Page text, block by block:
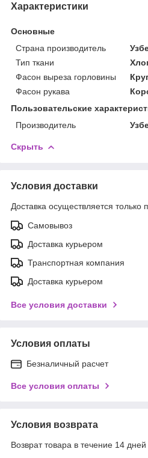
Характеристики
Основные
Страна производитель
Тип ткани
Фасон выреза горловины
Фасон рукава
Пользовательские
Производитель
Скрыть
Условия доставки
Доставка осуществляется только
Самовывоз
Доставка курьером
Транспортная компания
Доставка курьером
Все условия доставки
Условия оплаты
Безналичный расчет
Все условия оплаты
Условия возврата
Возврат товара в течение 14